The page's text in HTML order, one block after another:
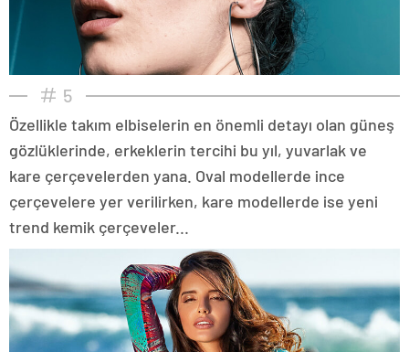
5
Özellikle takım elbiselerin en önemli detayı olan güneş
gözlüklerinde, erkeklerin tercihi bu yıl, yuvarlak ve
kare çerçevelerden yana. Oval modellerde ince
çerçevelere yer verilirken, kare modellerde ise yeni
trend kemik çerçeveler...